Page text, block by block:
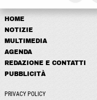
HOME
NOTIZIE
MULTIMEDIA
AGENDA
REDAZIONE E CONTATTI
PUBBLICITÀ
PRIVACY POLICY